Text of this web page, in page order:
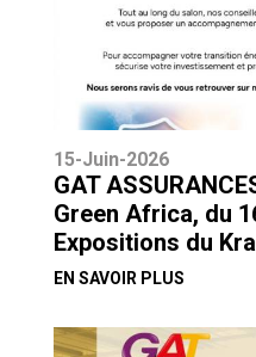
15-Juin-2026
GAT
Green Africa, du
Expositions du
EN SAVOIR PLUS